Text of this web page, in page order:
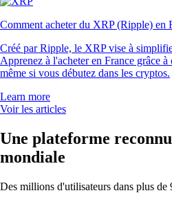
Comment acheter du XRP (Ripple) en
Créé par Ripple, le XRP vise à
Apprenez à l'acheter en France grâce
même si vous débutez dans les cryptos.
Learn more
Voir les articles
Une plateforme
mondiale
Des millions d'utilisateurs dans plus de